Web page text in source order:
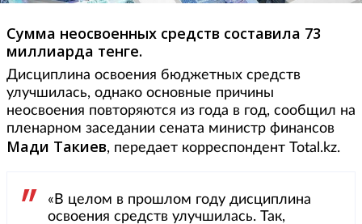
Сумма неосвоенных средств составила 73
миллиарда тенге.
Дисциплина освоения бюджетных средств
улучшилась, однако основные причины
неосвоения повторяются из года в год, сообщил на
пленарном заседании сената министр финансов
Мади Такиев, передает корреспондент Total.kz.
«В целом в прошлом году дисциплина
освоения средств улучшилась. Так,